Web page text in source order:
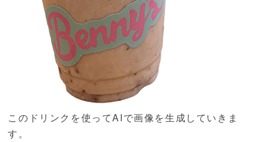
このドリンクを使ってAIで画像を生成していきま
す。